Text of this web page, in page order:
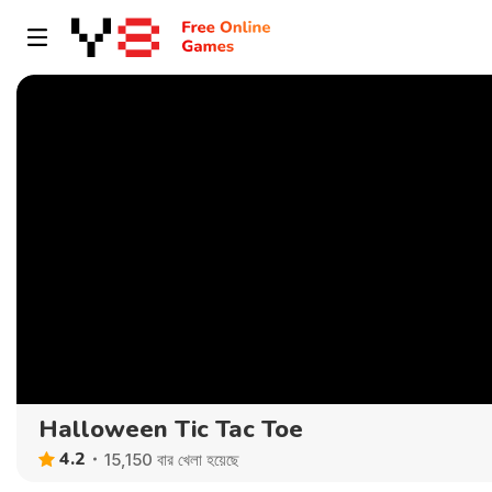
Halloween Tic Tac Toe
4.2 15,150 বার খেলা হয়েছে